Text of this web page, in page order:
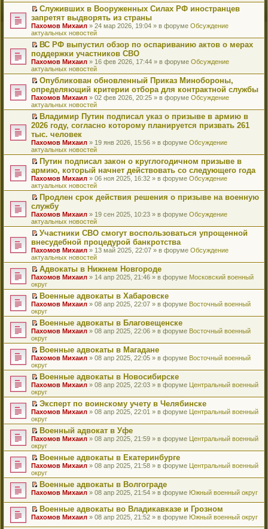
и
к
п
е
р
в
о
м
у
н
е
п
р
о
ч
и
т
а
н
н
о
м
у
с
о
о
б
щ
е
н
и
ю
р
е
й
т
и
к
п
е
р
в
о
м
у
н
е
п
р
о
ч
и
т
а
н
н
о
м
у
с
о
о
б
щ
е
н
и
ю
П
е
р
е
й
т
и
к
п
е
р
в
о
м
у
н
е
п
р
о
ч
и
т
а
н
н
о
м
у
с
о
о
б
щ
е
н
и
ю
Служивших в Вооруженных Силах РФ иностранцев
запретят выдворять из страны
Пахомов Михаил » 24 мар 2026, 19:04 » в форуме Обсуждение
актуальных новостей
П
е
р
е
й
т
и
к
п
е
р
в
о
м
у
н
е
п
р
о
ч
и
т
а
н
н
о
м
у
с
о
о
б
щ
е
н
и
ю
ВС РФ выпустил обзор по оспариванию актов о мерах
поддержки участников СВО
Пахомов Михаил » 16 фев 2026, 17:44 » в форуме Обсуждение
актуальных новостей
П
е
р
е
й
т
и
к
п
е
р
в
о
м
у
н
е
п
р
о
ч
и
т
а
н
н
о
м
у
с
о
о
б
щ
е
н
и
ю
Опубликован обновленный Приказ Минобороны,
определяющий критерии отбора для контрактной службы
Пахомов Михаил » 02 фев 2026, 20:25 » в форуме Обсуждение
актуальных новостей
П
е
р
е
й
т
и
к
п
е
р
в
о
м
у
н
е
п
р
о
ч
и
т
а
н
н
о
м
у
с
о
о
б
щ
е
н
и
ю
Владимир Путин подписал указ о призыве в армию в
2026 году, согласно которому планируется призвать 261
тыс. человек
Пахомов Михаил » 19 янв 2026, 15:56 » в форуме Обсуждение
актуальных новостей
П
е
р
е
й
т
и
к
п
е
р
в
о
м
у
н
е
п
р
о
ч
и
т
а
н
н
о
м
у
с
о
о
б
щ
е
н
и
ю
Путин подписал закон о круглогодичном призыве в
армию, который начнет действовать со следующего года
Пахомов Михаил » 06 ноя 2025, 16:32 » в форуме Обсуждение
актуальных новостей
П
е
р
е
й
т
и
к
п
е
р
в
о
м
у
н
е
п
р
о
ч
и
т
а
н
н
о
м
у
с
о
о
б
щ
е
н
и
ю
Продлен срок действия решения о призыве на военную
службу
Пахомов Михаил » 19 сен 2025, 10:23 » в форуме Обсуждение
актуальных новостей
П
е
р
е
й
т
и
к
п
е
р
в
о
м
у
н
е
п
р
о
ч
и
т
а
н
н
о
м
у
с
о
о
б
щ
е
н
ю
Участники СВО смогут воспользоваться упрощенной
внесудебной процедурой банкротства
Пахомов Михаил » 13 май 2025, 22:07 » в форуме Обсуждение
актуальных новостей
П
е
р
е
й
т
и
к
п
е
р
в
о
м
у
н
е
п
р
о
ч
и
т
а
н
н
о
м
у
с
о
б
щ
е
н
Адвокаты в Нижнем Новгороде
Пахомов Михаил » 14 апр 2025, 21:46 » в форуме Московский военный
округ
П
е
р
е
й
т
и
к
п
е
р
в
о
м
у
н
е
п
р
о
ч
и
т
а
н
н
о
м
у
с
о
Военные адвокаты в Хабаровске
Пахомов Михаил » 08 апр 2025, 22:07 » в форуме Восточный военный
округ
П
е
р
е
й
т
и
к
п
е
р
в
о
м
у
н
е
п
р
о
ч
и
т
а
н
н
о
Военные адвокаты в Благовещенске
Пахомов Михаил » 08 апр 2025, 22:06 » в форуме Восточный военный
округ
П
е
р
е
й
т
и
к
п
е
р
в
о
м
у
н
е
п
р
о
и
т
а
Военные адвокаты в Магадане
Пахомов Михаил » 08 апр 2025, 22:05 » в форуме Восточный военный
округ
П
е
р
е
й
т
и
к
п
е
р
в
о
м
у
н
п
р
о
ч
Военные адвокаты в Новосибирске
Пахомов Михаил » 08 апр 2025, 22:03 » в форуме Центральный военный
округ
П
е
р
е
й
т
и
к
п
е
р
в
о
м
у
н
Эксперт по воинскому учету в Челябинске
Пахомов Михаил » 08 апр 2025, 22:01 » в форуме Центральный военный
округ
П
е
р
е
й
т
и
к
п
е
р
в
Военный адвокат в Уфе
Пахомов Михаил » 08 апр 2025, 21:59 » в форуме Центральный военный
округ
П
е
р
е
й
и
к
п
Военные адвокаты в Екатеринбурге
Пахомов Михаил » 08 апр 2025, 21:58 » в форуме Центральный военный
округ
П
р
е
й
т
Военные адвокаты в Волгограде
Пахомов Михаил » 08 апр 2025, 21:54 » в форуме Южный военный округ
П
Военные адвокаты во Владикавказе и Грозном
Пахомов Михаил » 08 апр 2025, 21:52 » в форуме Южный военный округ